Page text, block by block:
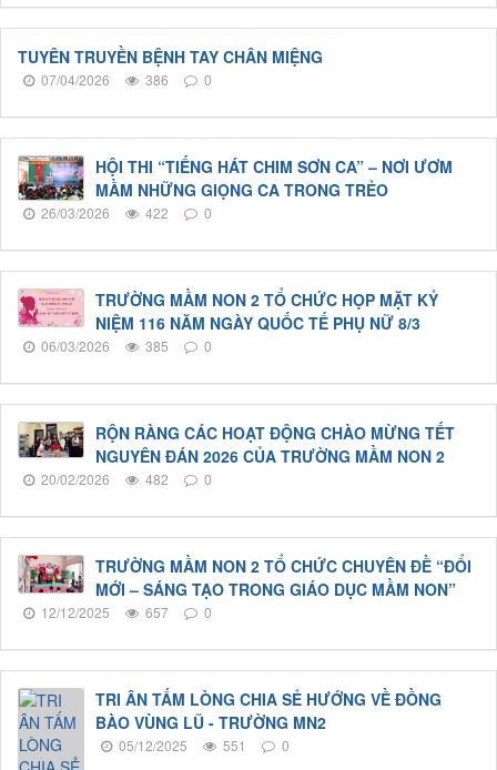
TUYÊN TRUYỀN BỆNH TAY CHÂN MIỆNG
07/04/2026 386 0
HỘI THI “TIẾNG HÁT CHIM SƠN CA” – NƠI ƯƠM
MẦM NHỮNG GIỌNG CA TRONG TRẺO
26/03/2026 422 0
TRƯỜNG MẦM NON 2 TỔ CHỨC HỌP MẶT KỶ
NIỆM 116 NĂM NGÀY QUỐC TẾ PHỤ NỮ 8/3
06/03/2026 385 0
RỘN RÀNG CÁC HOẠT ĐỘNG CHÀO MỪNG TẾT
NGUYÊN ĐÁN 2026 CỦA TRƯỜNG MẦM NON 2
20/02/2026 482 0
TRƯỜNG MẦM NON 2 TỔ CHỨC CHUYÊN ĐỀ “ĐỔI
MỚI – SÁNG TẠO TRONG GIÁO DỤC MẦM NON”
12/12/2025 657 0
TRI ÂN TẤM LÒNG CHIA SẺ HƯỚNG VỀ ĐỒNG
BÀO VÙNG LŨ - TRƯỜNG MN2
05/12/2025 551 0